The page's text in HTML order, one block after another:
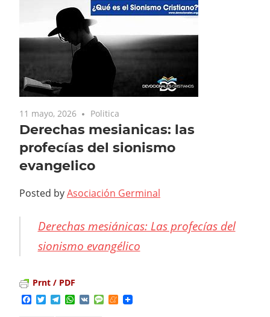
11 mayo, 2026 Politica
Derechas mesianicas: las
profecías del sionismo
evangelico
Posted byAsociación Germinal
Derechas mesiánicas: Las profecías del
sionismo evangélico
Prnt / PDF
Facebook
TwitterTelegram
WhatsApp
VK MessageMeneame